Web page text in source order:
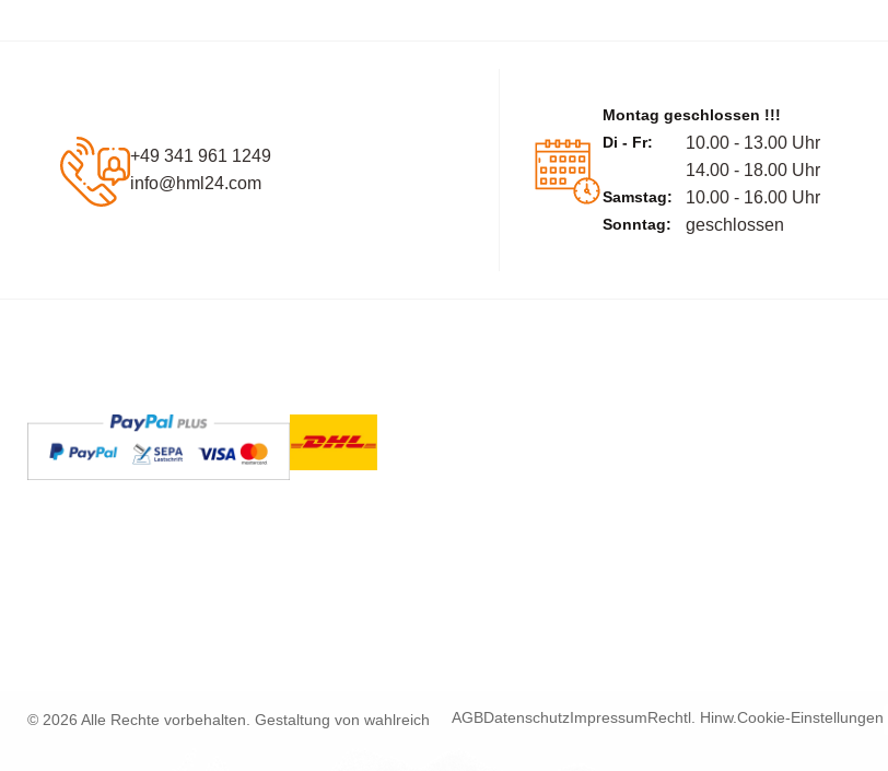
+49 341 961 1249
info@hml24.com
Montag geschlossen !!!
Di - Fr:
10.00 - 13.00 Uhr
14.00 - 18.00 Uhr
Samstag: 10.00 - 16.00 Uhr
Sonntag: geschlossen
© 2026 Alle Rechte vorbehalten. Gestaltung von wahlreich AGBDatenschutzImpressumRechtl. Hinw.Cookie-Einstellungen